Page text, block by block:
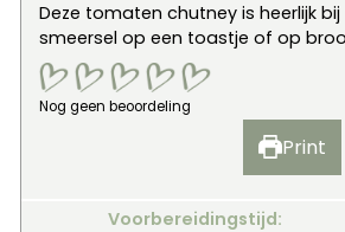
Deze tomaten chutney is heerlijk
smeersel op een toastje of op
Nog geen beoordeling
Print
Voorbereidingstijd: